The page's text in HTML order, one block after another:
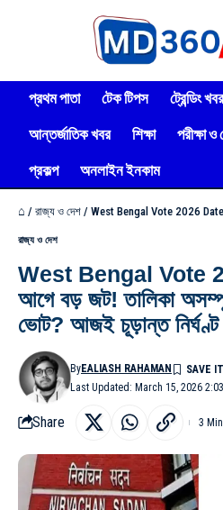
প্রথম পাতা টেক টিপস ট্রেন্ডিং খবর
আন্তর্জাতিক খবর
শিক্ষা পরীক্ষা ও
প্রকল্প
অনলাইন ইনকাম
⌂ / রাজ্য ও দেশ / West Bengal Vote 2026 Date: ভোটের আগে বড় জট! তালিকা
রাজ্য ও দেশ
West Bengal Vote
আগে বড় জট! তালিকা
ভোট? আজই চূড়ান্ত নির্ঘণ্ট
Last Updated: March 15, 2026
ByEALIASH RAHAMAN
Share 3